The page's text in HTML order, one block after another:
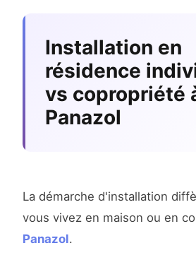
Installation en
résidence
vs copropriété
Panazol
La démarche d'installation
vous vivez en maison ou en
Panazol.